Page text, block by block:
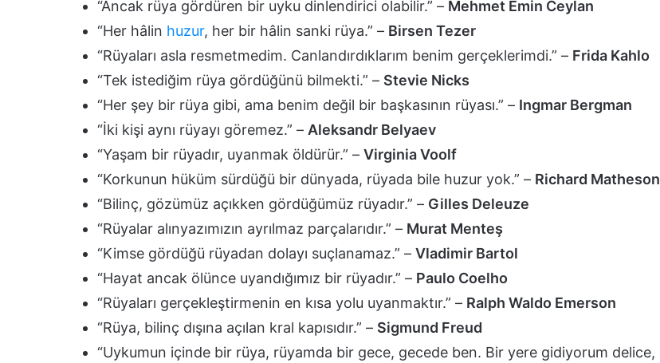
“Ancak rüya gördüren bir uyku dinlendirici olabilir.” – Mehmet Emin Ceylan
“Her hâlin huzur, her bir hâlin sanki rüya.” – Birsen Tezer
“Rüyaları asla resmetmedim. Canlandırdıklarım benim gerçeklerimdi.” – Frida Kahlo
“Tek istediğim rüya gördüğünü bilmekti.” – Stevie Nicks
“Her şey bir rüya gibi, ama benim değil bir başkasının rüyası.” – Ingmar Bergman
“İki kişi aynı rüyayı göremez.” – Aleksandr Belyaev
“Yaşam bir rüyadır, uyanmak öldürür.” – Virginia Voolf
“Korkunun hüküm sürdüğü bir dünyada, rüyada bile huzur yok.” – Richard Matheson
“Bilinç, gözümüz açıkken gördüğümüz rüyadır.” – Gilles Deleuze
“Rüyalar alınyazımızın ayrılmaz parçalarıdır.” – Murat Menteş
“Kimse gördüğü rüyadan dolayı suçlanamaz.” – Vladimir Bartol
“Hayat ancak ölünce uyandığımız bir rüyadır.” – Paulo Coelho
“Rüyaları gerçekleştirmenin en kısa yolu uyanmaktır.” – Ralph Waldo Emerson
“Rüya, bilinç dışına açılan kral kapısıdır.” – Sigmund Freud
“Uykumun içinde bir rüya, rüyamda bir gece, gecede ben. Bir yere gidiyorum delice,